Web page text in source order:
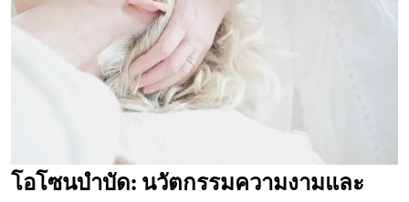
โอโซนบำบัด: นวัตกรรมความงามและ